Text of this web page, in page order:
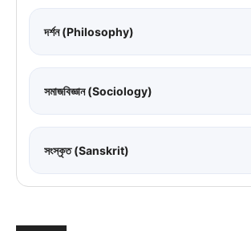
দর্শন (Philosophy)
সমাজবিজ্ঞান (Sociology)
সংস্কৃত (Sanskrit)